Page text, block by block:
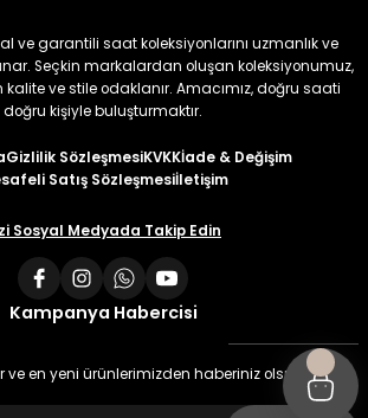
ve garantili saat koleksiyonlarını uzmanlık ve
Seçkin markalardan oluşan koleksiyonumuz,
ve stile odaklanır. Amacımız, doğru saati
doğru kişiyle buluşturmaktır.
Gizlilik SözleşmesiKVKKİade & Değişim
Satış Sözleşmesiİletişim
Sosyal Medyada Takip Edin
Kampanya Habercisi
en yeni ürünlerimizden haberiniz olsun